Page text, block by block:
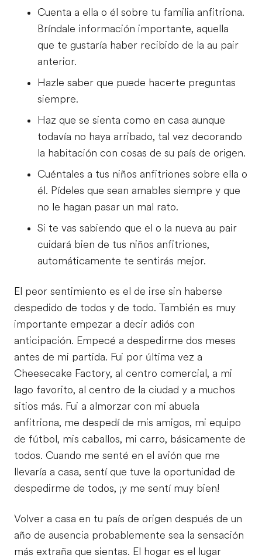
Cuenta a ella o él sobre tu familia anfitriona.
Bríndale información importante, aquella
que te gustaría haber recibido de la au pair
anterior.
Hazle saber que puede hacerte preguntas
siempre.
Haz que se sienta como en casa aunque
todavía no haya arribado, tal vez decorando
la habitación con cosas de su país de origen.
Cuéntales a tus niños anfitriones sobre ella o
él. Pídeles que sean amables siempre y que
no le hagan pasar un mal rato.
Si te vas sabiendo que el o la nueva au pair
cuidará bien de tus niños anfitriones,
automáticamente te sentirás mejor.
El peor sentimiento es el de irse sin haberse
despedido de todos y de todo. También es muy
importante empezar a decir adiós con
anticipación. Empecé a despedirme dos meses
antes de mi partida. Fui por última vez a
Cheesecake Factory, al centro comercial, a mi
lago favorito, al centro de la ciudad y a muchos
sitios más. Fui a almorzar con mi abuela
anfitriona, me despedí de mis amigos, mi equipo
de fútbol, mis caballos, mi carro, básicamente de
todos. Cuando me senté en el avión que me
llevaría a casa, sentí que tuve la oportunidad de
despedirme de todos, ¡y me sentí muy bien!
Volver a casa en tu país de origen después de un
año de ausencia probablemente sea la sensación
más extraña que sientas. El hogar es el lugar